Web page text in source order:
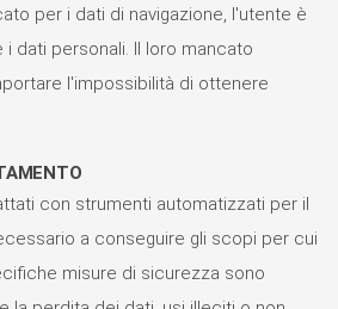
per i dati di navigazione, l'utente è
i dati personali. Il loro mancato
l'impossibilità di ottenere
con strumenti automatizzati per il
a conseguire gli scopi per cui
misure di sicurezza sono